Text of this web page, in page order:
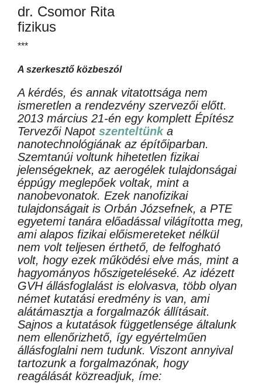
dr. Csomor Rita
fizikus
***
A szerkesztő közbeszól
A kérdés, és annak vitatottsága nem
ismeretlen a rendezvény szervezői előtt.
2013 március 21-én egy komplett Építész
Tervezői Napot szenteltünk a
nanotechnológiának az építőiparban.
Szemtanúi voltunk hihetetlen fizikai
jelenségeknek, az aerogélek tulajdonságai
éppúgy meglepőek voltak, mint a
nanobevonatok. Ezek nanofizikai
tulajdonságait is Orbán Józsefnek, a PTE
egyetemi tanára előadással világította meg,
ami alapos fizikai előismereteket nélkül
nem volt teljesen érthető, de felfogható
volt, hogy ezek működési elve más, mint a
hagyományos hőszigeteléseké. Az idézett
GVH állásfoglalást is elolvasva, több olyan
német kutatási eredmény is van, ami
alátámasztja a forgalmazók állításait.
Sajnos a kutatások függetlensége általunk
nem ellenőrizhető, így egyértelműen
állásfoglalni nem tudunk. Viszont annyival
tartozunk a forgalmazónak, hogy
reagálását közreadjuk, íme: